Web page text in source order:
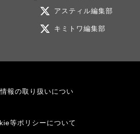
アスティル編集部
キミトワ編集部
報の取り扱いについ
等ポリシーについて